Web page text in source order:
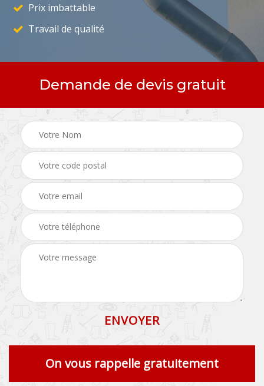
Prix imbattable
Travail de qualité
Demande de devis gratuit
On vous rappelle gratuitement